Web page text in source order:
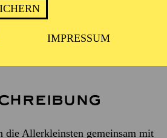
IMPRESSUM
Violoncello
NAYDA
Singspiele
die Allerkleinsten gemeinsam mit